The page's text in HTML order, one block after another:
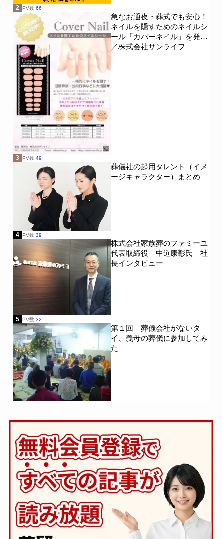
2 PV数 66
急なお通夜・葬式でも安心！
ネイルを隠すためのネイルシ
ール「カバーネイル」を発売
／株式会社サンライフ
3 PV数 49
葬儀社の起用タレント（イメ
ージキャラクター）まとめ
4 PV数 39
株式会社家族葬のファミーユ
代表取締役 中道康彰氏 社
長インタビュー
5 PV数 32
第１回 葬儀会社がないタ
イ、義母の葬儀に参加してみ
た